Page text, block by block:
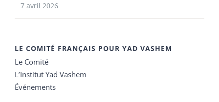
7 avril 2026
LE COMITÉ FRANÇAIS POUR YAD VASHEM
Le Comité
L’Institut Yad Vashem
Événements